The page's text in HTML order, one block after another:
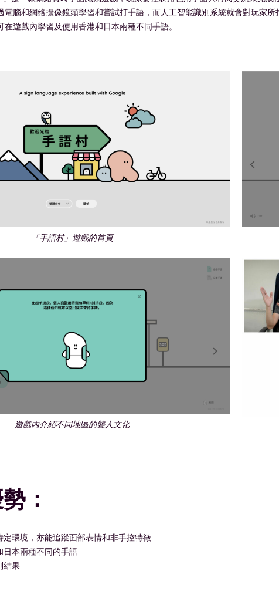
電腦和網絡攝像鏡頭學習和嘗試打手語，而人工智能識別系統就會對玩家
遊戲內學習及使用香港和日本兩種不同手語。
「手語村」遊戲的首頁
遊戲內介紹不同地區的聾人文化
：
定環境，亦能追蹤面部表情和非手控特徵
本兩種不同的手語
結果